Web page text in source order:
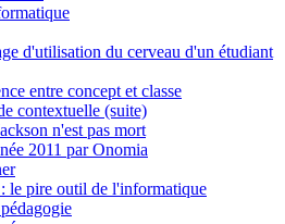
d'utilisation du cerveau d'un étudiant
entre concept et classe
contextuelle (suite)
n'est pas mort
2011 par Onomia
le pire outil de l'informatique